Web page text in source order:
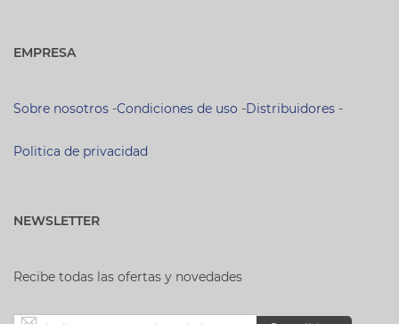
EMPRESA
Sobre nosotros -Condiciones de uso -Distribuidores -
Politica de privacidad
NEWSLETTER
Recibe todas las ofertas y novedades